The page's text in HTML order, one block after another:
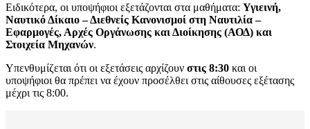
Ειδικότερα, οι υποψήφιοι εξετάζονται στα μαθήματα: Υγιεινή,
Ναυτικό Δίκαιο – Διεθνείς Κανονισμοί στη Ναυτιλία –
Εφαρμογές, Αρχές Οργάνωσης και Διοίκησης (ΑΟΔ) και
Στοιχεία Μηχανών.
Υπενθυμίζεται ότι οι εξετάσεις αρχίζουν στις 8:30 και οι
υποψήφιοι θα πρέπει να έχουν προσέλθει στις αίθουσες εξέτασης
μέχρι τις 8:00.